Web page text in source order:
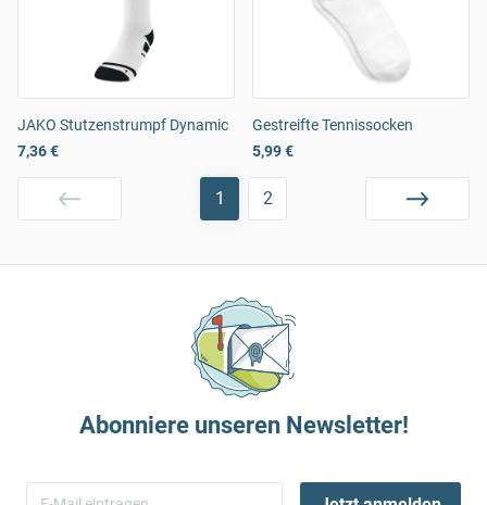
JAKO Stutzenstrumpf Dynamic
7,36 €
Gestreifte Tennissocken
5,99 €
1 2
Abonniere unseren Newsletter!